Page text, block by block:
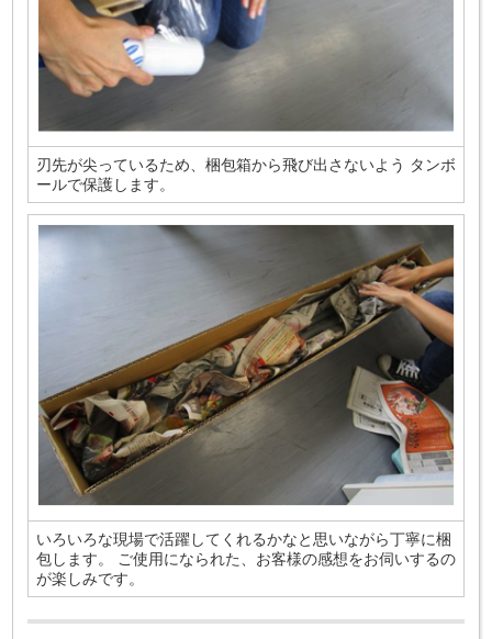
刃先が尖っているため、梱包箱から飛び出さないよう タンボ
ールで保護します。
いろいろな現場で活躍してくれるかなと思いながら丁寧に梱
包します。 ご使用になられた、お客様の感想をお伺いするの
が楽しみです。